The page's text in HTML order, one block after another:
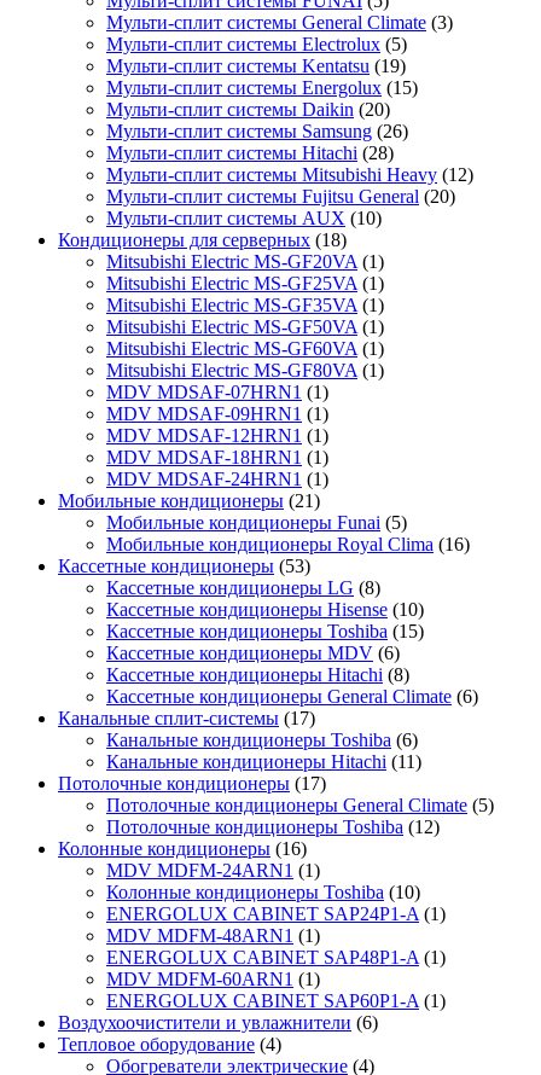
Мульти-сплит системы General Climate (3)
Мульти-сплит системы Electrolux (5)
Мульти-сплит системы Kentatsu (19)
Мульти-сплит системы Energolux (15)
Мульти-сплит системы Daikin (20)
Мульти-сплит системы Samsung (26)
Мульти-сплит системы Hitachi (28)
Мульти-сплит системы Mitsubishi Heavy (12)
Мульти-сплит системы Fujitsu General (20)
Мульти-сплит системы AUX (10)
Кондиционеры для серверных (18)
Mitsubishi Electric MS-GF20VA (1)
Mitsubishi Electric MS-GF25VA (1)
Mitsubishi Electric MS-GF35VA (1)
Mitsubishi Electric MS-GF50VA (1)
Mitsubishi Electric MS-GF60VA (1)
Mitsubishi Electric MS-GF80VA (1)
MDV MDSAF-07HRN1 (1)
MDV MDSAF-09HRN1 (1)
MDV MDSAF-12HRN1 (1)
MDV MDSAF-18HRN1 (1)
MDV MDSAF-24HRN1 (1)
Мобильные кондиционеры (21)
Мобильные кондиционеры Funai (5)
Мобильные кондиционеры Royal Clima (16)
Кассетные кондиционеры (53)
Кассетные кондиционеры LG (8)
Кассетные кондиционеры Hisense (10)
Кассетные кондиционеры Toshiba (15)
Кассетные кондиционеры MDV (6)
Кассетные кондиционеры Hitachi (8)
Кассетные кондиционеры General Climate (6)
Канальные сплит-системы (17)
Канальные кондиционеры Toshiba (6)
Канальные кондиционеры Hitachi (11)
Потолочные кондиционеры (17)
Потолочные кондиционеры General Climate (5)
Потолочные кондиционеры Toshiba (12)
Колонные кондиционеры (16)
MDV MDFM-24ARN1 (1)
Колонные кондиционеры Toshiba (10)
ENERGOLUX CABINET SAP24P1-A (1)
MDV MDFM-48ARN1 (1)
ENERGOLUX CABINET SAP48P1-A (1)
MDV MDFM-60ARN1 (1)
ENERGOLUX CABINET SAP60P1-A (1)
Воздухоочистители и увлажнители (6)
Тепловое оборудование (4)
Обогреватели электрические (4)